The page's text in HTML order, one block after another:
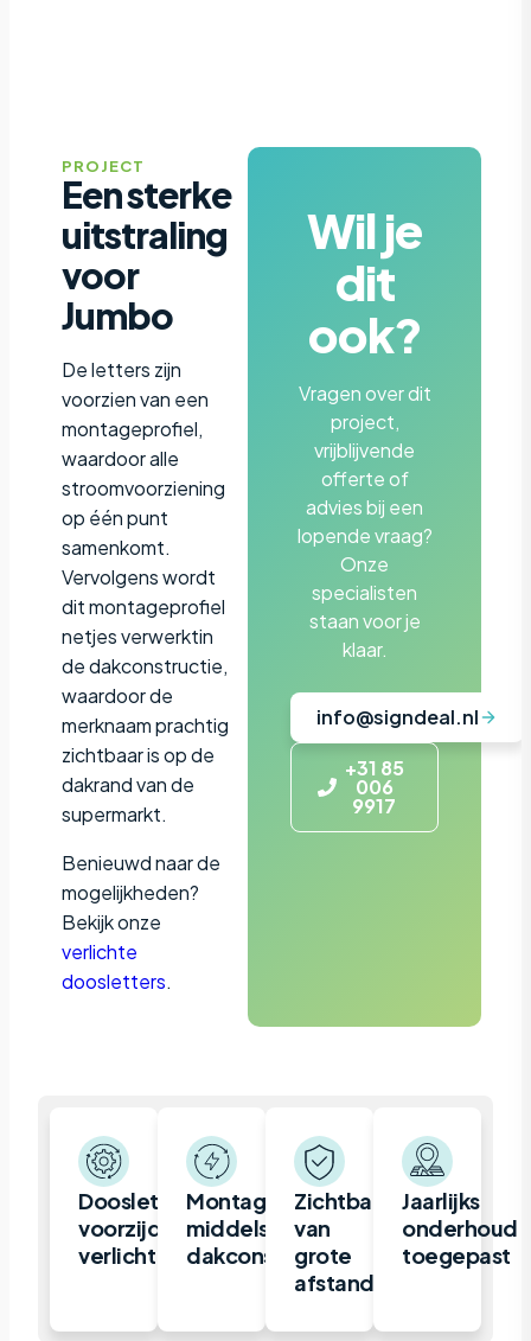
PROJECT
Een sterke
uitstraling
voor
Jumbo
De letters zijn
voorzien van een
montageprofiel,
waardoor alle
stroomvoorziening
op één punt
samenkomt.
Vervolgens wordt
dit montageprofiel
netjes verwerktin
de dakconstructie,
waardoor de
merknaam prachtig
zichtbaar is op de
dakrand van de
supermarkt.
Benieuwd naar de
mogelijkheden?
Bekijk onze
verlichte
doosletters.
Wil je
dit
ook?
Vragen over dit
project,
vrijblijvende
offerte of
advies bij een
lopende vraag?
Onze
specialisten
staan voor je
klaar.
info@signdeal.nl
+31 85
006
9917
Doosletters,
voorzijde
verlicht
Montage
middels
dakconstructie
Zichtbaar
van
grote
afstand
Jaarlijks
onderhoud
toegepast